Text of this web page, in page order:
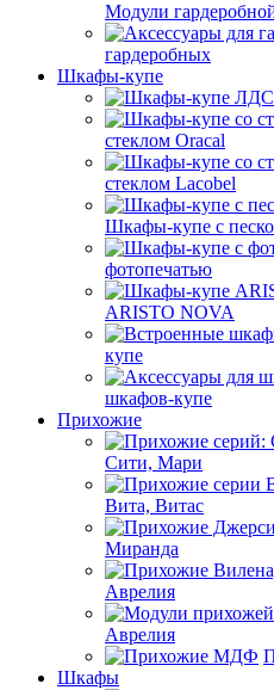
Модули
гардеробных
Шкафы-купе
стеклом Oracal
стеклом Lacobel
Шкафы-купе с
фотопечатью
ARISTO NOVA
купе
шкафов-купе
Прихожие
Сити, Мари
Вита, Витас
Миранда
Аврелия
Аврелия
Шкафы